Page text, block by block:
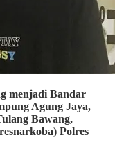
menjadi Bandar
Agung Jaya,
Bawang,
Polres